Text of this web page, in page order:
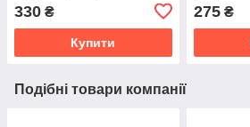
(Німеччина)
330 ₴
Купити
275₴
Подібні товари компанії